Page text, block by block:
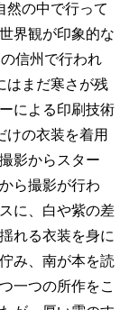
然の中で行って
界観が印象的な
信州で行われ
はまだ寒さが残
による印刷技術
けの衣装を着用
影からスター
ら撮影が行わ
に、白や紫の差
れる衣装を身に
み、南が本を読
一つの所作をこ